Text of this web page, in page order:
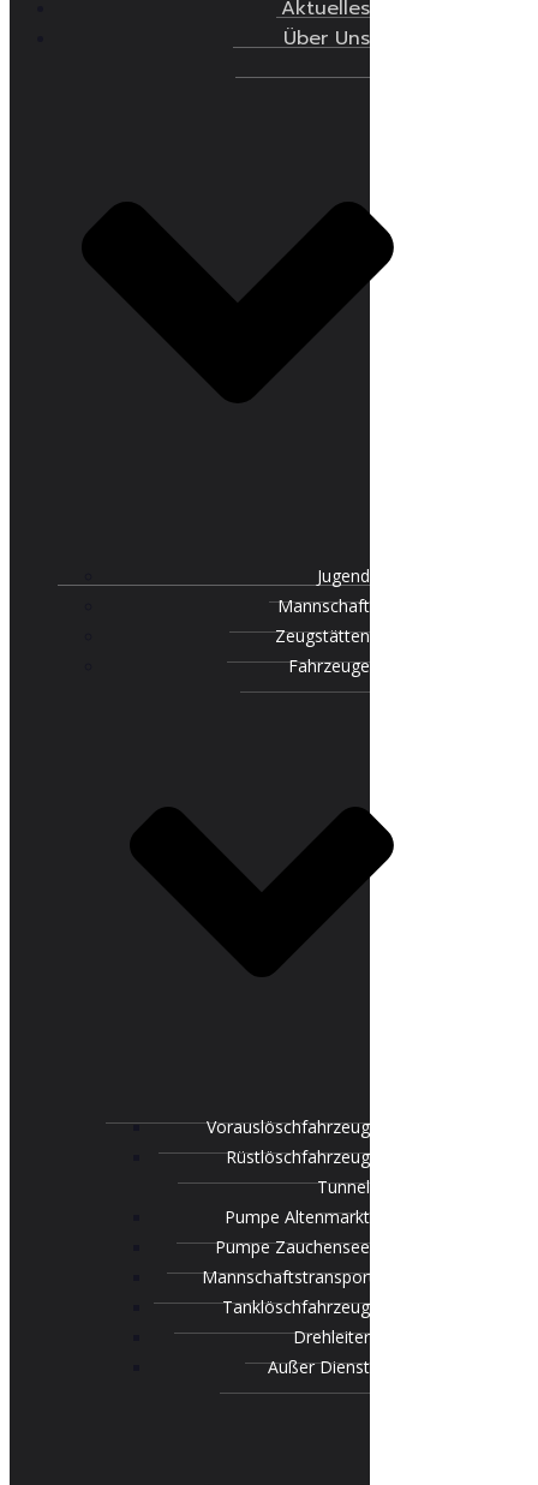
Aktuelles
Über Uns
Jugend
Mannschaft
Zeugstätten
Fahrzeuge
Vorauslöschfahrzeug
Rüstlöschfahrzeug
Tunnel
Pumpe Altenmarkt
Pumpe Zauchensee
Mannschaftstransportfahrzeug
Tanklöschfahrzeug
Drehleiter
Außer Dienst